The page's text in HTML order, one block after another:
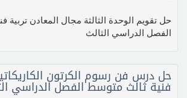
حل تقويم الوحدة الثالثة مجال المعادن تربية
الفصل الدراسي الثالث
فنية ثالث متوسط الفصل الدراسي